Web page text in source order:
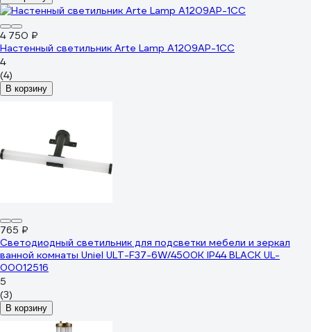
4 750 ₽
Настенный светильник Arte Lamp A1209AP-1CC
4
(4)
В корзину
765 ₽
Светодиодный светильник для подсветки мебели и зеркал
ванной комнаты Uniel ULT-F37-6W/4500K IP44 BLACK UL-
00012516
5
(3)
В корзину